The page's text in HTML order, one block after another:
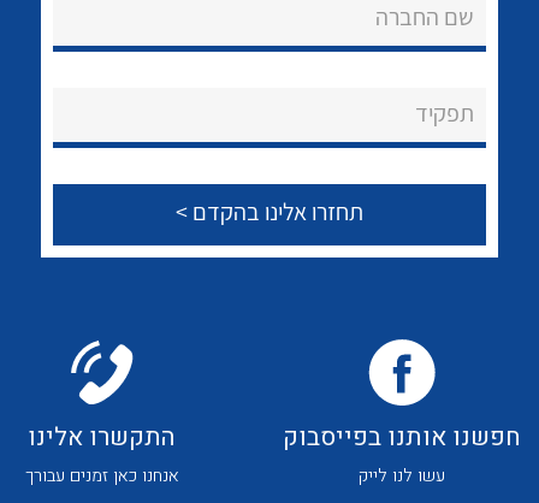
לכל מוצרי היצרן לכל מוצרי היצרן
שם החברה
תפקיד
חפשנו אותנו בפייסבוק
עשו לנו לייק
התקשרו אלינו
אנחנו כאן זמנים עבורך